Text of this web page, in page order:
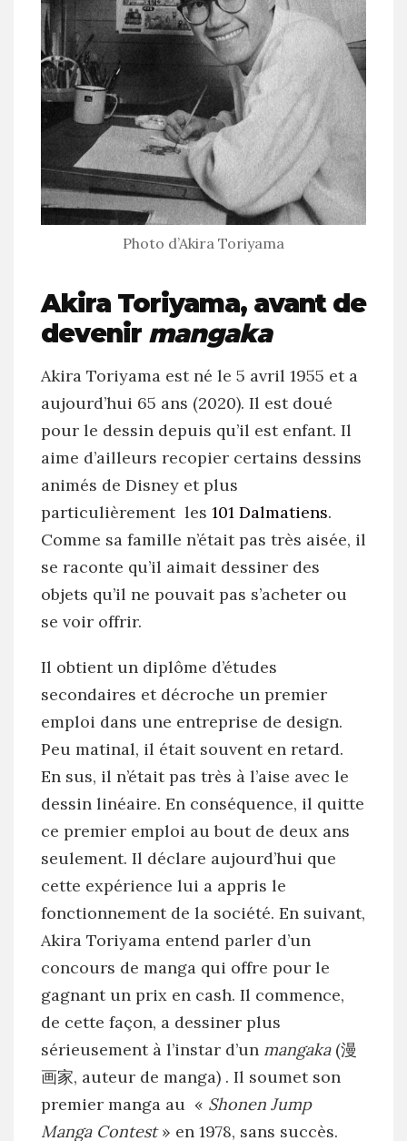
Photo d’Akira Toriyama
Akira Toriyama, avant de
devenir mangaka
Akira Toriyama est né le 5 avril 1955 et a
aujourd’hui 65 ans (2020). Il est doué
pour le dessin depuis qu’il est enfant. Il
aime d’ailleurs recopier certains dessins
animés de Disney et plus
particulièrement les 101 Dalmatiens.
Comme sa famille n’était pas très aisée, il
se raconte qu’il aimait dessiner des
objets qu’il ne pouvait pas s’acheter ou
se voir offrir.
Il obtient un diplôme d’études
secondaires et décroche un premier
emploi dans une entreprise de design.
Peu matinal, il était souvent en retard.
En sus, il n’était pas très à l’aise avec le
dessin linéaire. En conséquence, il quitte
ce premier emploi au bout de deux ans
seulement. Il déclare aujourd’hui que
cette expérience lui a appris le
fonctionnement de la société. En suivant,
Akira Toriyama entend parler d’un
concours de manga qui offre pour le
gagnant un prix en cash. Il commence,
de cette façon, a dessiner plus
sérieusement à l’instar d’un mangaka(漫
画家, auteur de manga) . Il soumet son
premier manga au « Shonen Jump
Manga Contest» en 1978, sans succès.